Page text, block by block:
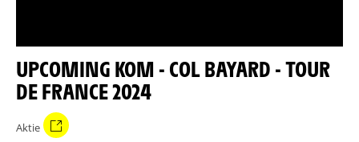
UPCOMING KOM - COL BAYARD - TOUR
DE FRANCE 2024
Aktie